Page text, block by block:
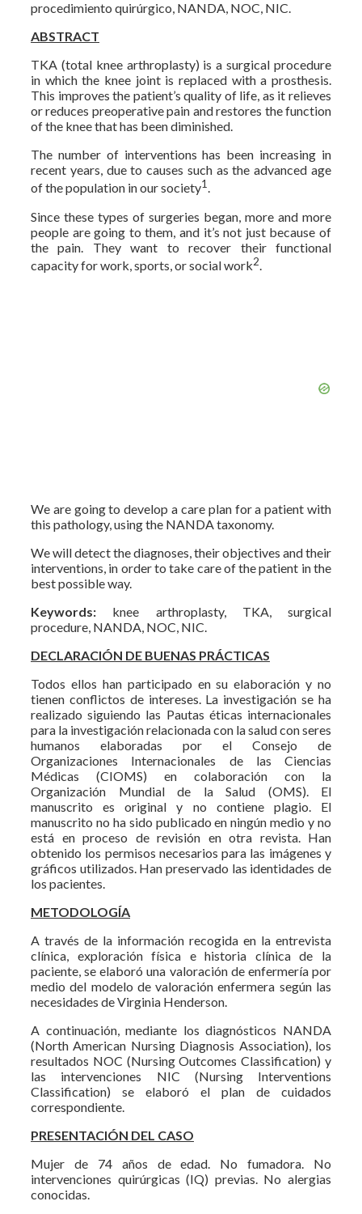
procedimiento quirúrgico, NANDA, NOC, NIC.
ABSTRACT
TKA (total knee arthroplasty) is a surgical procedure
in which the knee joint is replaced with a prosthesis.
This improves the patient’s quality of life, as it relieves
or reduces preoperative pain and restores the function
of the knee that has been diminished.
The number of interventions has been increasing in
recent years, due to causes such as the advanced age
of the population in our society1.
Since these types of surgeries began, more and more
people are going to them, and it’s not just because of
the pain. They want to recover their functional
capacity for work, sports, or social work2.
We are going to develop a care plan for a patient with
this pathology, using the NANDA taxonomy.
We will detect the diagnoses, their objectives and their
interventions, in order to take care of the patient in the
best possible way.
Keywords: knee arthroplasty, TKA, surgical
procedure, NANDA, NOC, NIC.
DECLARACIÓN DE BUENAS PRÁCTICAS
Todos ellos han participado en su elaboración y no
tienen conflictos de intereses. La investigación se ha
realizado siguiendo las Pautas éticas internacionales
para la investigación relacionada con la salud con seres
humanos elaboradas por el Consejo de
Organizaciones Internacionales de las Ciencias
Médicas (CIOMS) en colaboración con la
Organización Mundial de la Salud (OMS). El
manuscrito es original y no contiene plagio. El
manuscrito no ha sido publicado en ningún medio y no
está en proceso de revisión en otra revista. Han
obtenido los permisos necesarios para las imágenes y
gráficos utilizados. Han preservado las identidades de
los pacientes.
METODOLOGÍA
A través de la información recogida en la entrevista
clínica, exploración física e historia clínica de la
paciente, se elaboró una valoración de enfermería por
medio del modelo de valoración enfermera según las
necesidades de Virginia Henderson.
A continuación, mediante los diagnósticos NANDA
(North American Nursing Diagnosis Association), los
resultados NOC (Nursing Outcomes Classification) y
las intervenciones NIC (Nursing Interventions
Classification) se elaboró el plan de cuidados
correspondiente.
PRESENTACIÓN DEL CASO
Mujer de 74 años de edad. No fumadora. No
intervenciones quirúrgicas (IQ) previas. No alergias
conocidas.